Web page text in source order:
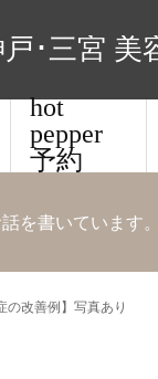
･三宮
hot
pepper
予約
を書いています。
の改善例】写真あり